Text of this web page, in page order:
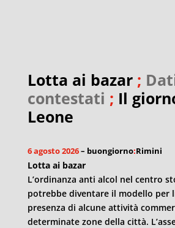
Lotta ai bazar;
contestati ; Il
Leone
6 agosto 2026– buongiorno:Rimini
Lotta ai bazar
L’ordinanza anti alcol nel centro
potrebbe diventare il modello per
presenza di alcune attività
determinate zone della città.